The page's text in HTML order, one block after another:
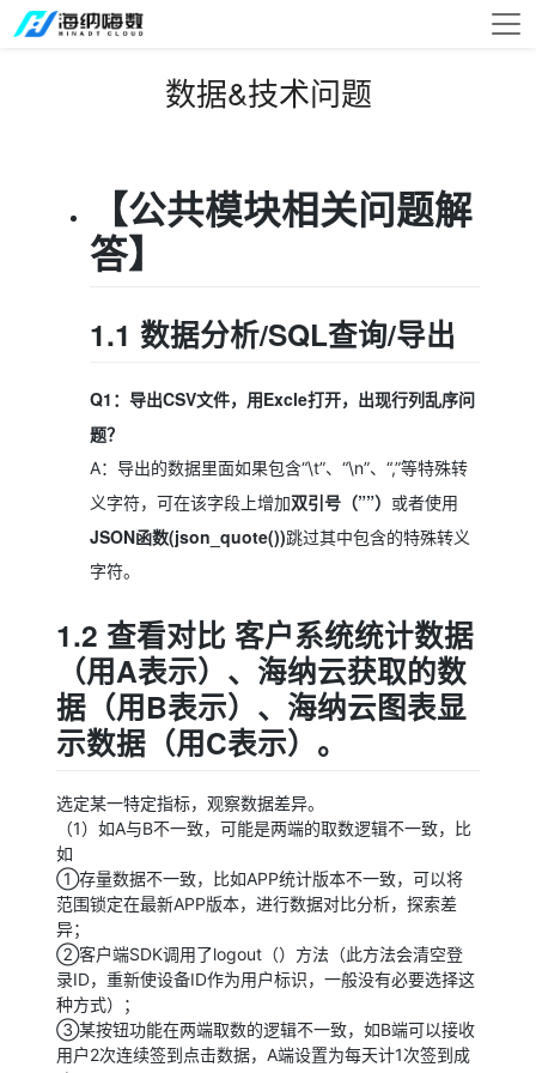
数据&技术问题
【公共模块相关问题解
答】
1.1 数据分析/SQL查询/导出
Q1：导出CSV文件，用Excle打开，出现行列乱序问
题？
A：导出的数据里面如果包含“\t”、“\n”、“,”等特殊转
义字符，可在该字段上增加双引号（””） 或者使用
JSON函数(json_quote())跳过其中包含的特殊转义
字符。
1.2 查看对比 客户系统统计数据
（用A表示）、海纳云获取的数
据（用B表示）、海纳云图表显
示数据（用C表示）。
选定某一特定指标，观察数据差异。
（1）如A与B不一致，可能是两端的取数逻辑不一致，比
如
①存量数据不一致，比如APP统计版本不一致，可以将
范围锁定在最新APP版本，进行数据对比分析，探索差
异；
②客户端SDK调用了logout（）方法（此方法会清空登
录ID，重新使设备ID作为用户标识，一般没有必要选择这
种方式）；
③某按钮功能在两端取数的逻辑不一致，如B端可以接收
用户2次连续签到点击数据，A端设置为每天计1次签到成